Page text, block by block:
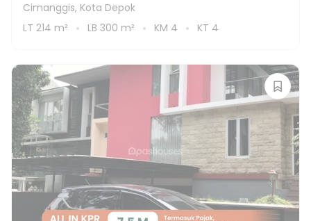
Cimanggis, Kota Depok
LT 214 m² LB 300 m² KM 4 KT 4